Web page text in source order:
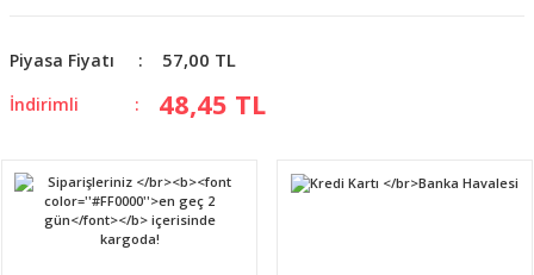
Piyasa Fiyatı 57,00 TL
İndirimli 48,45 TL